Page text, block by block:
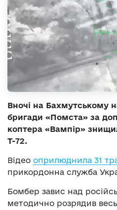
Вночі на Бахмутському
бригади «Помста» за
коптера «Вампір»
Т-72.
Відео оприлюднила 31
прикордонна служба
Бомбер завис над
методично розрядив